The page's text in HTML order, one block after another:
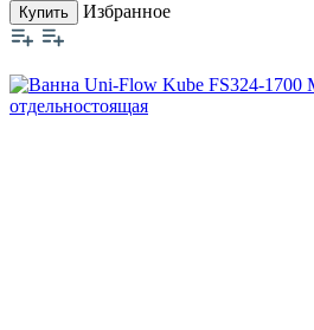
Купить Избранное